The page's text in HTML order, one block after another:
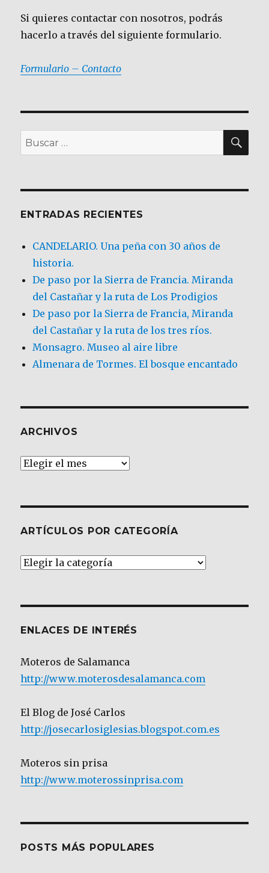
Si quieres contactar con nosotros, podrás
hacerlo a través del siguiente formulario.
Formulario – Contacto
Buscar
por:
ENTRADAS RECIENTES
CANDELARIO. Una peña con 30 años de
historia.
De paso por la Sierra de Francia. Miranda
del Castañar y la ruta de Los Prodigios
De paso por la Sierra de Francia, Miranda
del Castañar y la ruta de los tres ríos.
Monsagro. Museo al aire libre
Almenara de Tormes. El bosque encantado
ARCHIVOS
Archivos
ARTÍCULOS POR CATEGORÍA
Artículos
ENLACES DE INTERÉS
Moteros de Salamanca
http://www.moterosdesalamanca.com
El Blog de José Carlos
http://josecarlosiglesias.blogspot.com.es
Moteros sin prisa
http://www.moterossinprisa.com
POSTS MÁS POPULARES